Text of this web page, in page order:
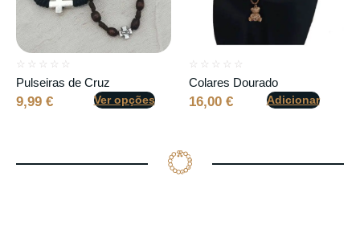
☆ ☆ ☆ ☆ ☆
Pulseiras de Cruz
9,99 € Ver opções
☆ ☆ ☆ ☆ ☆
Colares Dourado
16,00 € Adicionar